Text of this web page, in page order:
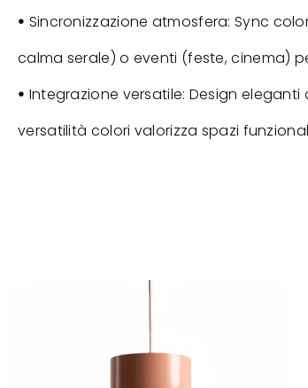
ꔷ Sincronizzazione atmosfera: Sync
calma serale) o eventi (feste, cinema)
ꔷ Integrazione versatile: Design
versatilità colori valorizza spazi